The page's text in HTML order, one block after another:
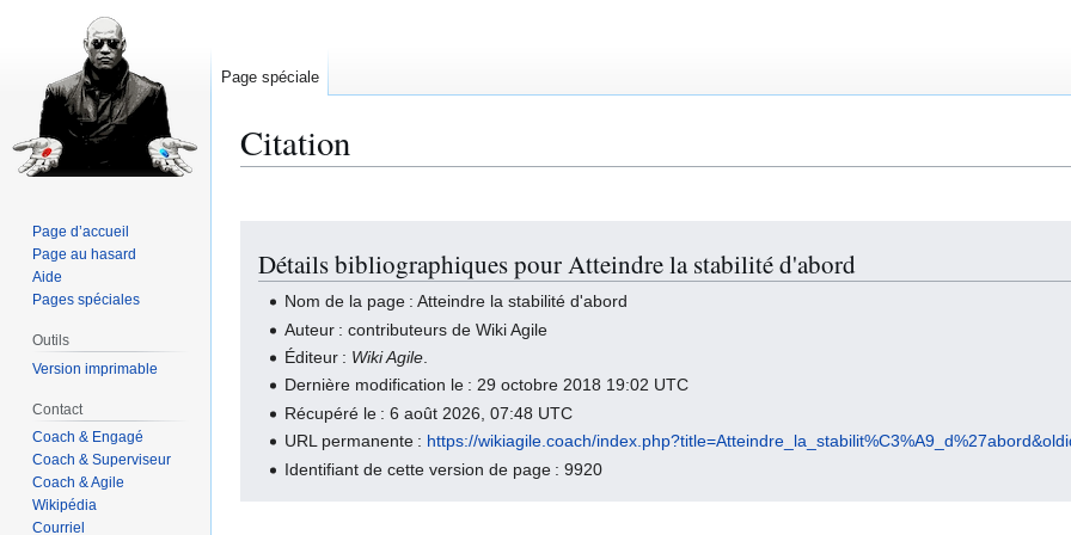
Citation
navigation
recherche
Détails bibliographiques pour Atteindre la stabilité d'abord
Nom de la page : Atteindre la stabilité d'abord
Auteur : contributeurs de Wiki Agile
Éditeur : Wiki Agile
Dernière modification le : 29 octobre 2018 19:02 UTC
Récupéré le : 6 août 2026, 07:48 UTC
URL permanente : https://wikiagile.coach/
Identifiant de cette version de page : 9920
Page spéciale
Page d’accueil
Page au hasard
Aide
Pages spéciales
Outils
Version imprimable
Contact
Coach & Engagé
Coach & Superviseur
Coach & Agile
Wikipédia
Courriel